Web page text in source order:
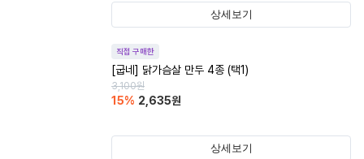
상세보기
직접 구매한
[굽네] 닭가슴살 만두 4종 (택1)
3,100원
15% 2,635원
상세보기